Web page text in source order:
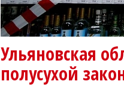
Ульяновская
полусухой